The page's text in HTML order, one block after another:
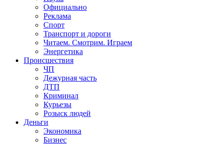
Официально
Реклама
Спорт
Транспорт и дороги
Читаем. Смотрим. Играем
Энергетика
Происшествия
ЧП
Дежурная часть
ДТП
Криминал
Курьезы
Розыск людей
Деньги
Экономика
Бизнес